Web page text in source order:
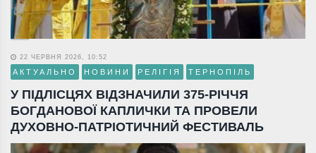
22 ЧЕРВНЯ 2026, 10:52
АКТУАЛЬНО НОВИНИ РЕЛІГІЯ ТЕРНОПІЛЬ
У ПІДЛІСЦЯХ ВІДЗНАЧИЛИ 375-РІЧЧЯ
БОГДАНОВОЇ КАПЛИЧКИ ТА ПРОВЕЛИ
ДУХОВНО-ПАТРІОТИЧНИЙ ФЕСТИВАЛЬ